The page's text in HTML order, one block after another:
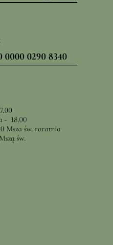
0000 0290 8340
- 18.00
Msza św. roratnia
św.